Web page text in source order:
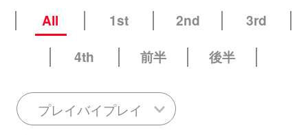
All 1st 2nd
3rd
4th
前半 後半
プレイバイプレイ